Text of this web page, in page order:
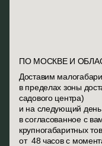
ПО МОСКВЕ И
Доставим
в пределах зоны
садового центра)
и на следующий день
в согласованное с
крупногабаритных
от 48 часов с